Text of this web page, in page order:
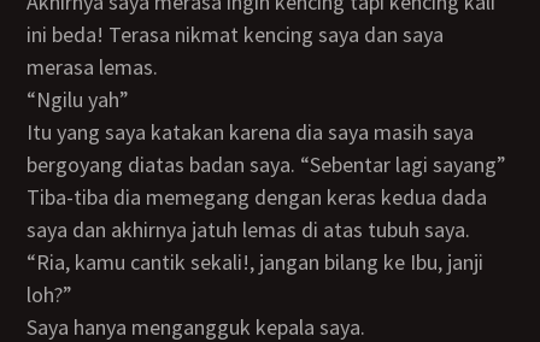
ini beda! Terasa nikmat kencing saya dan saya
merasa lemas.
“Ngilu yah”
itu yang saya katakan karena dia saya masih saya
bergoyang diatas badan saya. “Sebentar lagi sayang”
Tiba-tiba dia memegang dengan keras kedua dada
saya dan akhirnya jatuh lemas di atas tubuh saya.
“Ria, kamu cantik sekali!, jangan bilang ke Ibu, janji
loh?”
Saya hanya mengangguk kepala saya.